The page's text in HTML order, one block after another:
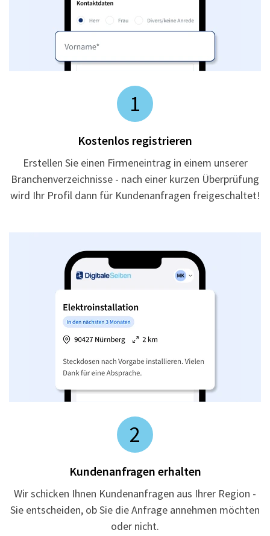
1
Kostenlos registrieren
Erstellen Sie einen Firmeneintrag in einem unserer
Branchenverzeichnisse - nach einer kurzen Überprüfung
wird Ihr Profil dann für Kundenanfragen freigeschaltet!
2
Kundenanfragen erhalten
Wir schicken Ihnen Kundenanfragen aus Ihrer Region -
Sie entscheiden, ob Sie die Anfrage annehmen möchten
oder nicht.